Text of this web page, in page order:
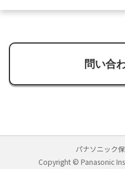
問い合
パナソニック
Copyright © Panasonic